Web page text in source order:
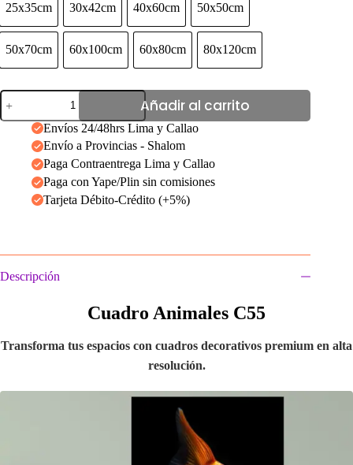
25x35cm25x35cm30x42cm30x42cm40x60cm40x60cm50x50cm
50x50cm
50x70cm50x70cm60x100cm60x100cm60x80cm60x80cm80x120cm
80x120cm
Cuadro
Animales
C55
cantidad
Añadir al carrito
Envíos 24/48hrs Lima y Callao
Envío a Provincias - Shalom
Paga Contraentrega Lima y Callao
Paga con Yape/Plin sin comisiones
Tarjeta Débito-Crédito (+5%)
Descripción
Cuadro Animales C55
Transforma tus espacios con cuadros decorativos premium en alta
resolución.